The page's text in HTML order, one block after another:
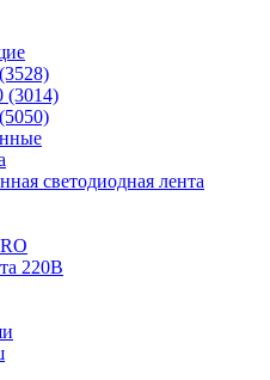
(3014)
светодиодная лента
220В